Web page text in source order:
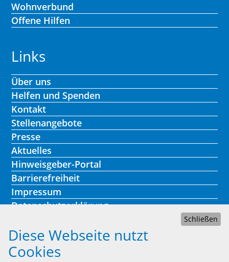
Schließen
Diese Webseite nutzt
Cookies
Wohnverbund
Offene Hilfen
Links
Über uns
Helfen und Spenden
Kontakt
Stellenangebote
Presse
Aktuelles
Hinweisgeber-Portal
Barrierefreiheit
Impressum
Datenschutzerklärung
Kontakt